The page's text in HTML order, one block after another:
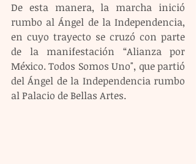
De esta manera, la marcha inició
rumbo al Ángel de la Independencia,
en cuyo trayecto se cruzó con parte
de la manifestación “Alianza por
México. Todos Somos Uno", que partió
del Ángel de la Independencia rumbo
al Palacio de Bellas Artes.